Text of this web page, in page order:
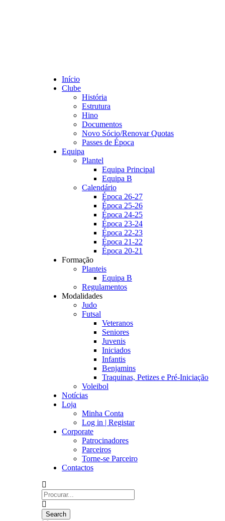
Início
Clube
História
Estrutura
Hino
Documentos
Novo Sócio/Renovar Quotas
Passes de Época
Equipa
Plantel
Equipa Principal
Equipa B
Calendário
Época 26-27
Época 25-26
Época 24-25
Época 23-24
Época 22-23
Época 21-22
Época 20-21
Formação
Planteis
Equipa B
Regulamentos
Modalidades
Judo
Futsal
Veteranos
Seniores
Juvenis
Iniciados
Infantis
Benjamins
Traquinas, Petizes e Pré-Iniciação
Voleibol
Notícias
Loja
Minha Conta
Log in | Registar
Corporate
Patrocinadores
Parceiros
Torne-se Parceiro
Contactos